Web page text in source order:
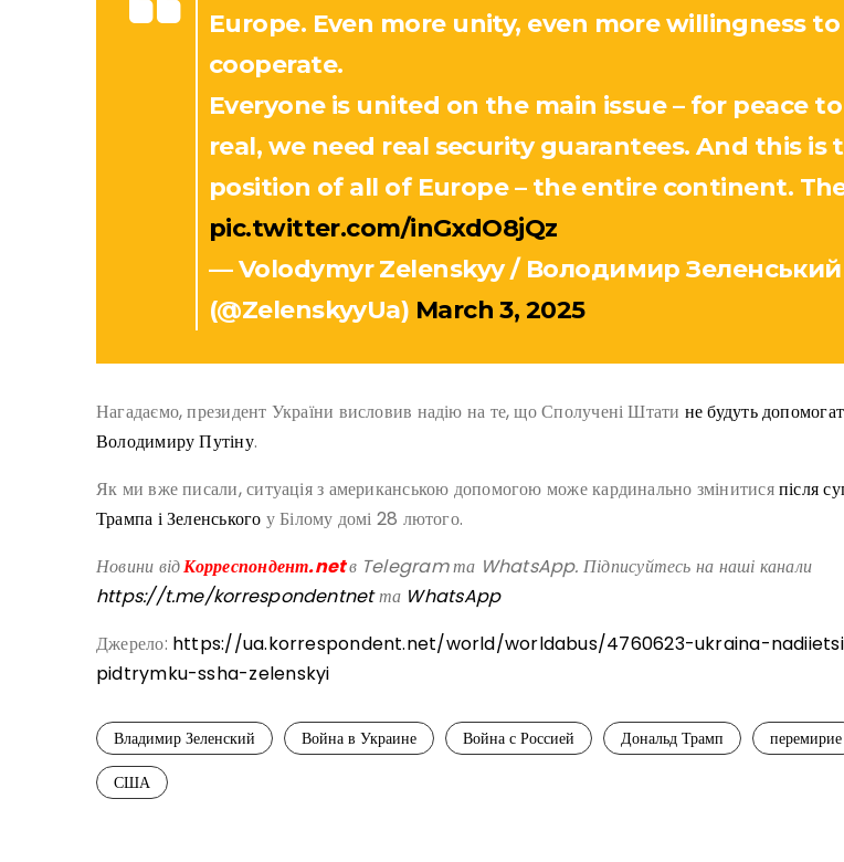
Europe. Even more unity, even more willingness to
cooperate.
Everyone is united on the main issue – for peace
real, we need real security guarantees. And this is
position of all of Europe – the entire continent.
pic.twitter.com/inGxdO8jQz
— Volodymyr Zelenskyy / Володимир Зеленський
(@ZelenskyyUa) March 3, 2025
Нагадаємо, президент України висловив надію на те, що Сполучені Штати не будуть
Володимиру Путіну.
Як ми вже писали, ситуація з американською допомогою може кардинально змінитисяпісля
Трампа і Зеленського у Білому домі 28 лютого.
Новини відКорреспондент.netв Telegram та WhatsApp. Підписуйтесь на наші канали
https://t.me/korrespondentnetта WhatsApp
Джерело: https://ua.korrespondent.net/world/worldabus/4760623-ukraina-
pidtrymku-ssha-zelenskyi
Владимир Зеленский Война в Украине Война с Россией Дональд Трамп
перемирие
США